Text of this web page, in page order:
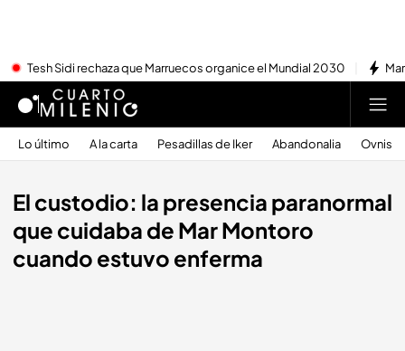
Tesh Sidi rechaza que Marruecos organice el Mundial 2030
Lo último A la carta Pesadillas de Iker Abandonalia Ovnis
El custodio: la presencia paranormal
que cuidaba de Mar Montoro
cuando estuvo enferma